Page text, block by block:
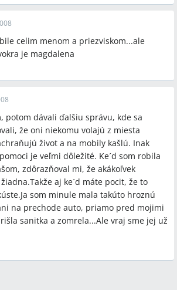
celim menom a priezviskom...ale
je magdalena
potom dávali ďalšiu správu, kde sa
že oni niekomu volajú z miesta
život a na mobily kašlú. Inak
je veľmi dôležité. Ke´d som robila
zdôrazňoval mi, že akákoľvek
aj ke´d máte pocit, že to
som minule mala takúto hroznú
na prechode auto, priamo pred mojimi
sanitka a zomrela...Ale vraj sme jej už